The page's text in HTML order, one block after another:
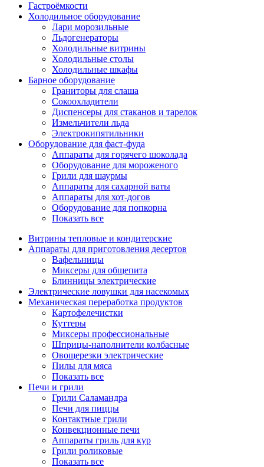
Гастроёмкости
Холодильное оборудование
Лари морозильные
Льдогенераторы
Холодильные витрины
Холодильные столы
Холодильные шкафы
Барное оборудование
Граниторы для слаша
Сокоохладители
Диспенсеры для стаканов и тарелок
Измельчители льда
Электрокипятильники
Оборудование для фаст-фуда
Аппараты для горячего шоколада
Оборудование для мороженого
Грили для шаурмы
Аппараты для сахарной ваты
Аппараты для хот-догов
Оборудование для попкорна
Показать все
Витрины тепловые и кондитерские
Аппараты для приготовления десертов
Вафельницы
Миксеры для общепита
Блинницы электрические
Электрические ловушки для насекомых
Механическая переработка продуктов
Картофелечистки
Куттеры
Миксеры профессиональные
Шприцы-наполнители колбасные
Овощерезки электрические
Пилы для мяса
Показать все
Печи и грили
Грили Саламандра
Печи для пиццы
Контактные грили
Конвекционные печи
Аппараты гриль для кур
Грили роликовые
Показать все